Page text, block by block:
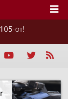
105-öt!